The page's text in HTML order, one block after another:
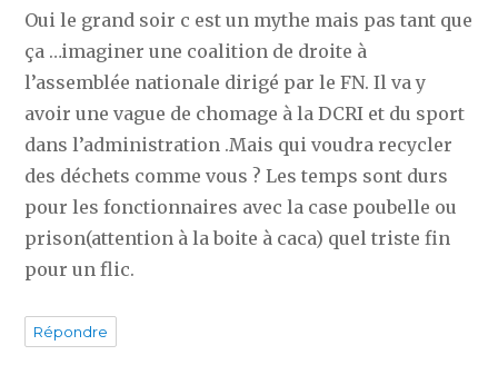
Oui le grand soir c est un mythe mais pas tant que
ça …imaginer une coalition de droite à
l’assemblée nationale dirigé par le FN. Il va y
avoir une vague de chomage à la DCRI et du sport
dans l’administration .Mais qui voudra recycler
des déchets comme vous ? Les temps sont durs
pour les fonctionnaires avec la case poubelle ou
prison(attention à la boite à caca) quel triste fin
pour un flic.
Répondre